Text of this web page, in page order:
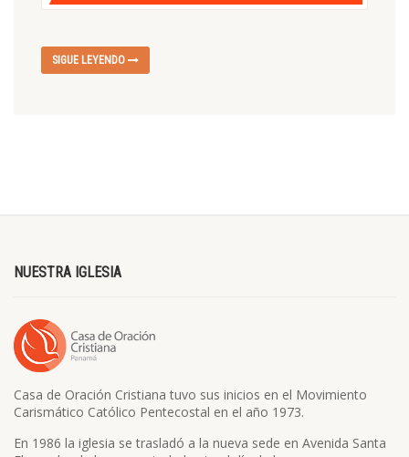
SIGUE LEYENDO
NUESTRA IGLESIA
Casa de Oración Cristiana tuvo sus inicios en el Movimiento
Carismático Católico Pentecostal en el año 1973.
En 1986 la iglesia se trasladó a la nueva sede en Avenida Santa